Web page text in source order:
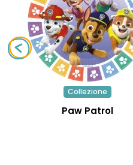
Collezione
Paw Patrol